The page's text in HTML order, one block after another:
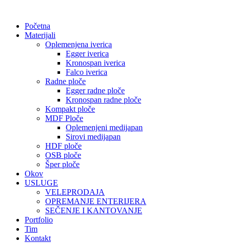
садржајPočetna
Materijali
Oplemenjena iverica
Egger iverica
Kronospan iverica
Falco iverica
Radne ploče
Egger radne ploče
Kronospan radne ploče
Kompakt ploče
MDF Ploče
Oplemenjeni medijapan
Sirovi medijapan
HDF ploče
OSB ploče
Šper ploče
Okov
USLUGE
VELEPRODAJA
OPREMANJE ENTERIJERA
SEČENJE I KANTOVANJE
Portfolio
Tim
Kontakt